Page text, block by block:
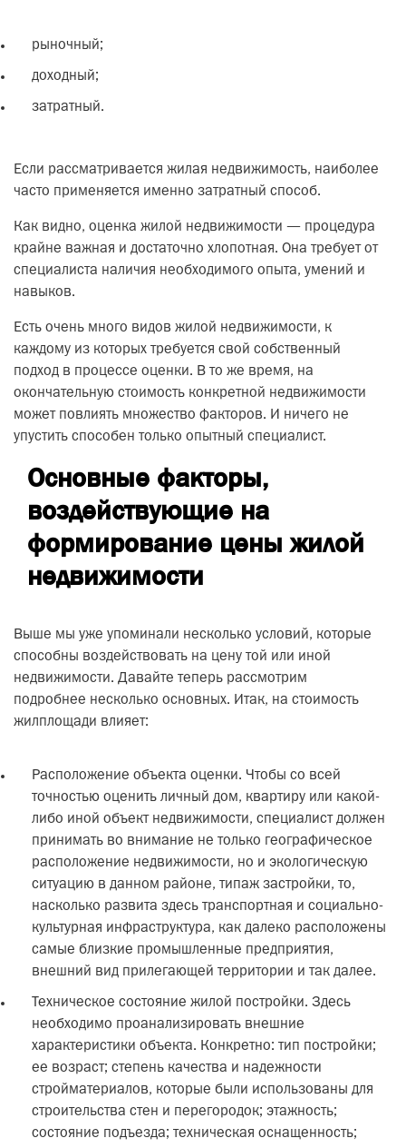
рыночный;
доходный;
затратный.
Если рассматривается жилая недвижимость, наиболее
часто применяется именно затратный способ.
Как видно, оценка жилой недвижимости — процедура
крайне важная и достаточно хлопотная. Она требует от
специалиста наличия необходимого опыта, умений и
навыков.
Есть очень много видов жилой недвижимости, к
каждому из которых требуется свой собственный
подход в процессе оценки. В то же время, на
окончательную стоимость конкретной недвижимости
может повлиять множество факторов. И ничего не
упустить способен только опытный специалист.
Основные факторы,
воздействующие на
формирование цены жилой
недвижимости
Выше мы уже упоминали несколько условий, которые
способны воздействовать на цену той или иной
недвижимости. Давайте теперь рассмотрим
подробнее несколько основных. Итак, на стоимость
жилплощади влияет:
Расположение объекта оценки. Чтобы со всей
точностью оценить личный дом, квартиру или какой-
либо иной объект недвижимости, специалист должен
принимать во внимание не только географическое
расположение недвижимости, но и экологическую
ситуацию в данном районе, типаж застройки, то,
насколько развита здесь транспортная и социально-
культурная инфраструктура, как далеко расположены
самые близкие промышленные предприятия,
внешний вид прилегающей территории и так далее.
Техническое состояние жилой постройки. Здесь
необходимо проанализировать внешние
характеристики объекта. Конкретно: тип постройки;
ее возраст; степень качества и надежности
стройматериалов, которые были использованы для
строительства стен и перегородок; этажность;
состояние подъезда; техническая оснащенность;